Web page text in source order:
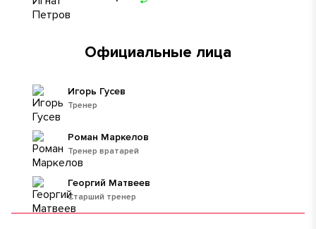
Официальные лица
Тренер
Игорь Гусев
Тренер вратарей
Роман Маркелов
Старший тренер
Георгий Матвеев